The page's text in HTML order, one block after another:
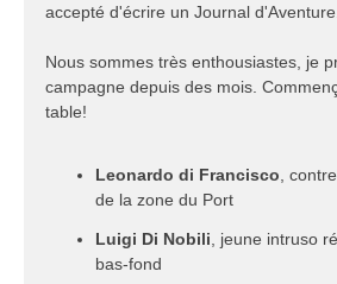
accepté d'écrire un Journal d'Aventure.
Nous sommes très enthousiastes, je
campagne depuis des mois.
table!
Leonardo di Francisco ,
de la zone du Port
Luigi Di Nobili, jeune intruso
bas-fond